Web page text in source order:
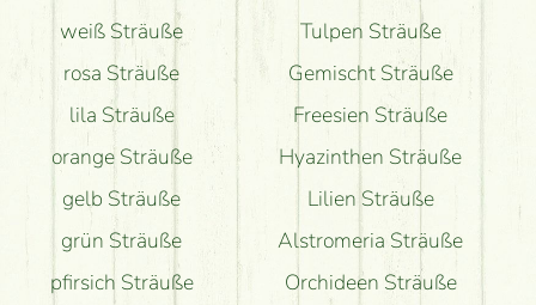
weiß Sträuße
rosa Sträuße
lila Sträuße
orange Sträuße
gelb Sträuße
grün Sträuße
pfirsich Sträuße
Tulpen Sträuße
Gemischt Sträuße
Freesien Sträuße
Hyazinthen Sträuße
Lilien Sträuße
Alstromeria Sträuße
Orchideen Sträuße